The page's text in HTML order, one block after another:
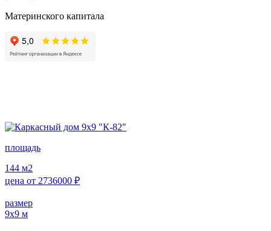
Материнского капитала
площадь
144 м2
цена от 2736000 ₽
размер
9х9 м